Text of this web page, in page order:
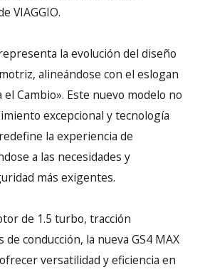
VIAGGIO.
la evolución del diseño
alineándose con el eslogan
Cambio». Este nuevo modelo no
excepcional y tecnología
la experiencia de
a las necesidades y
más exigentes.
de 1.5 turbo, tracción
conducción, la nueva GS4 MAX
versatilidad y eficiencia en